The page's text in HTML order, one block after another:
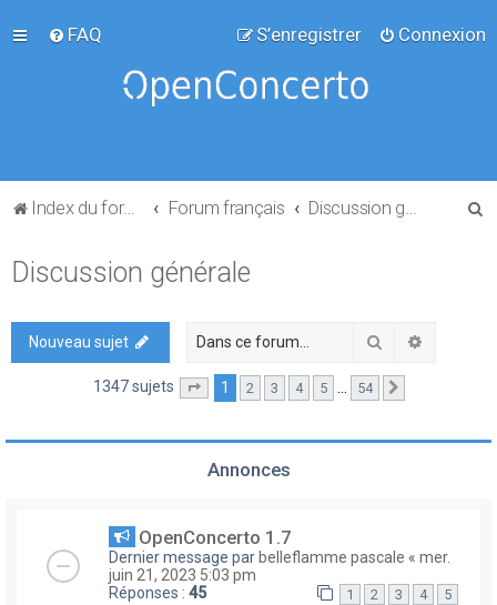
FAQ Connexion
S’enregistrer
Index du forum Forum français
Discussion générale
Nouveau sujet Rechercher
1347 sujets Page sur54
1 2 3 4 5 … 54
Annonces
OpenConcerto 1.7
Dernier message par belleflamme pascale « mer.
juin 21, 2023 5:03 pm
Réponses : 45 1 2 3 4 5